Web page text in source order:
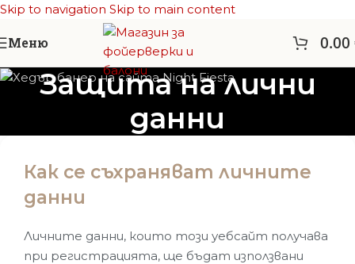
Skip to navigation Skip to main content
Меню 0.00
Защита на лични
данни
Как се съхраняват личните
данни
Личните данни, които този уебсайт получава
при регистрацията, ще бъдат използвани